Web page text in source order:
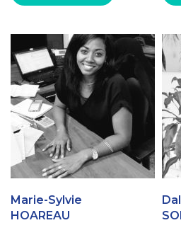
Marie-Sylvie
HOAREAU